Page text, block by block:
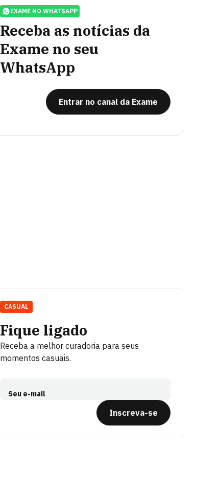
EXAME NO WHATSAPP
Receba as notícias da
Exame no seu
WhatsApp
Entrar no canal da Exame
Fique ligado
Receba a melhor curadoria para seus
momentos casuais.
Seu e-mail
Inscreva-se
CASUAL